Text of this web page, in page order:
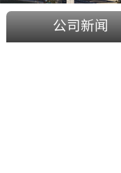
公司新闻